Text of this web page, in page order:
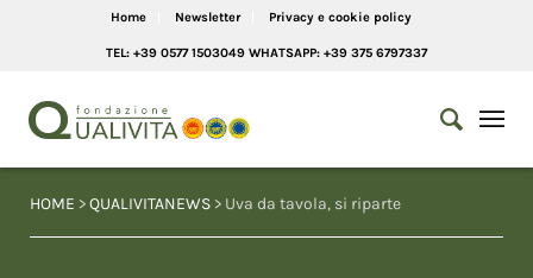
Home Newsletter Privacy e cookie policy
TEL: +39 0577 1503049 WHATSAPP: +39 375 6797337
HOME >QUALIVITANEWS > Uva da tavola, si riparte